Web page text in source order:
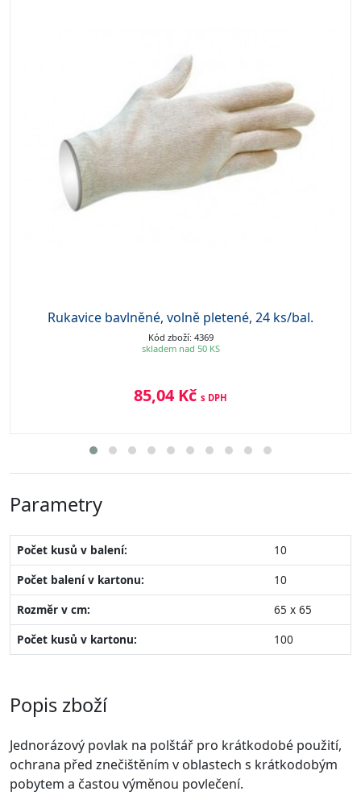
Rukavice bavlněné, volně pletené, 24 ks/bal.
Kód zboží: 4369
skladem nad 50 KS
85,04 Kč s DPH
Parametry
Počet kusů v balení:
10
Počet balení v kartonu:
10
Rozměr v cm:
65 x 65
Počet kusů v kartonu:
100
Popis zboží
Jednorázový povlak na polštář pro krátkodobé použití,
ochrana před znečištěním v oblastech s krátkodobým
pobytem a častou výměnou povlečení.